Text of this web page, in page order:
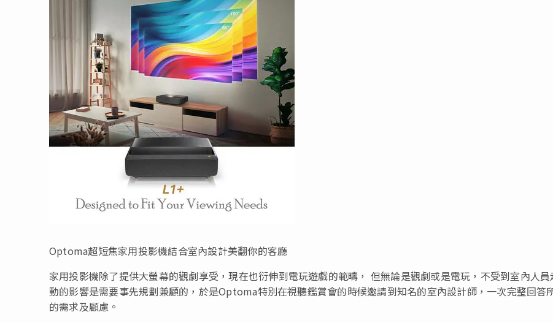
Optoma超短焦家用投影機結合室內設計美翻你的客廳
家用投影機除了提供大螢幕的觀劇享受，現在也衍伸到電玩遊戲的範疇， 但無論是觀劇或是電玩，不受到室內人員
動的影響是需要事先規劃兼顧的，於是Optoma特別在視聽鑑賞會的時候邀請到知名的室內設計師，一次完整回答
的需求及顧慮。